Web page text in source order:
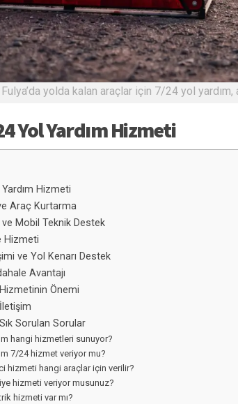
Fulya’da yolda kalan araçlar için 7/24 yol
Yol Yardım Hizmeti
Hizmeti
Araç Kurtarma
Mobil Teknik Destek
Hizmeti
ve Yol Kenarı Destek
Avantajı
Önemi
Sorulan Sorular
hangi hizmetleri sunuyor?
7/24 hizmet veriyor mu?
hizmeti hangi araçlar için verilir?
hizmeti veriyor musunuz?
hizmeti var mı?